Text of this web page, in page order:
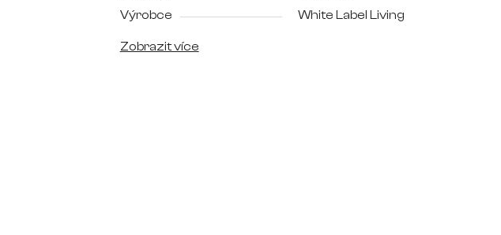
Výrobce
White Label Living
Zobrazit více